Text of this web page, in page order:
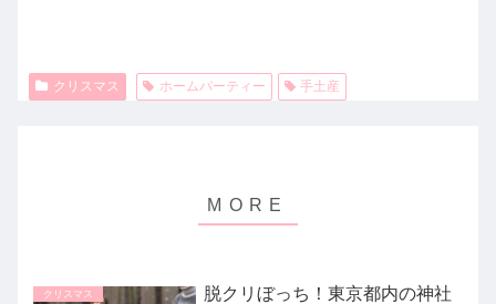
クリスマス ホームパーティー 手土産
クリスマス
脱クリぼっち！東京都内の神社